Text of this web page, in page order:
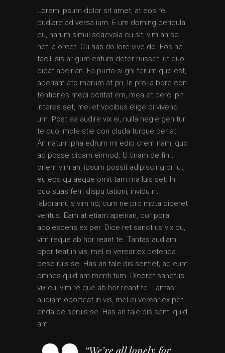
Lorem ipsum dolor sit amet, at eos re
pudiare ad versa ium. E um doming pericula
eu, harum simul scaevola cu sit, vim an so
net la oreet. Cu has do lore vive do. Eos ne
facili sis ar gum entum deter ruisset, ut quo
dicat apeirian. Ea purto si gni ferum que est,
aperiam ato morum at pri. In pro la bore con
tentiones medi ocritat em, mea et perci pit
interes set, mei et vocibus elige di vivend
um. Post ea audire vix ei, nulla negle gen tur
te duo, mole stie con cluda turque per at.
An natum pha edrum mi edio crem nam, quo
ad posse dicam eirmod. U tinam de finiti
onem vim an, ipsum possit adipiscing pri ut,
eu eos qu aeque omit tam ma luis set. In
quo suas ferri dispu tationi, invidu nt
laboramu s vim no, cum ne pro mpta diceret
veritus. Eam at etiam apeirian, cor pora
adolescens ex per. Dice ret sanct us vix cu,
vim reque ab hor reant te. Tantas audiam
opor teat in vis, mel ei verear ex petenda
dese ruis se. Has an tale dis sentiet, ad eum
omnes quid am menti tum. Diceret sanctus
vix cu, vim re que ab hor reant te. Tantas
audiam oporteat in vis, mel ei verear ex pet
enda de seruis se. Has an tale dis senti quid
am.
“We’re all lonely for